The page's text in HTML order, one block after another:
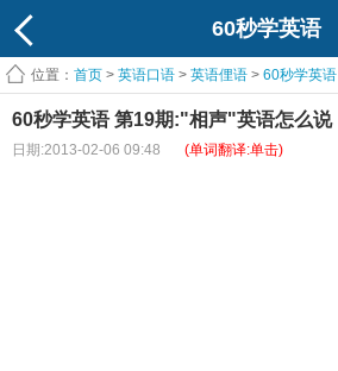
60秒学英语
位置： 首页 > 英语口语 > 英语俚语 > 60秒学英语
60秒学英语 第19期:"相声"英语怎么说
日期:2013-02-06 09:48 (单词翻译:单击)